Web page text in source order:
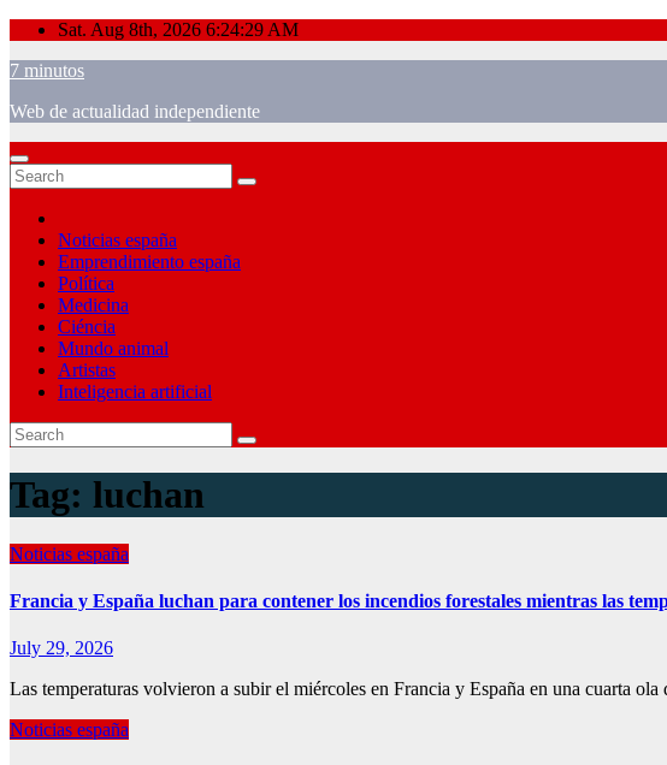
Skip
content
Sat. Aug 8th, 2026 6:24:30 AM
7 minutos
Web de actualidad independiente
Noticias españa
Emprendimiento españa
Política
Medicina
Ciéncia
Mundo animal
Artistas
Inteligencia artificial
Tag: luchan
Noticias españa
Francia y España luchan para contener los incendios forestales mientras las
July 29, 2026
Las temperaturas volvieron a subir el miércoles en Francia y España en una cuarta
Noticias españa